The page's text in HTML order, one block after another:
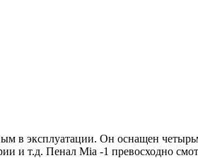
в эксплуатации. Он оснащен
и т.д. Пенал Mia -1 превосходно